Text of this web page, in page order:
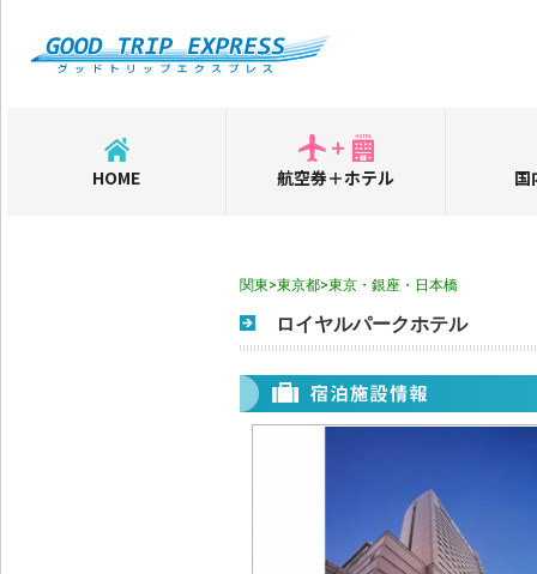
HOME 航空券＋ホテル 国
関東>東京都>東京・銀座・日本橋
ロイヤルパークホテル